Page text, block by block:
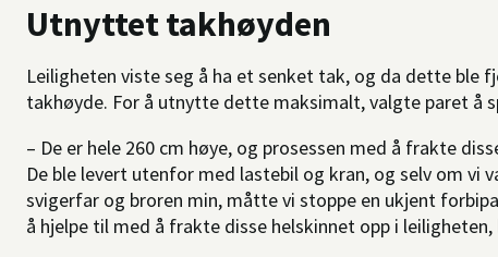
Utnyttet takhøyden
Leiligheten viste seg å ha et senket tak, og da dette ble
takhøyde. For å utnytte dette maksimalt, valgte paret å
– De er hele 260 cm høye, og prosessen med å frakte
De ble levert utenfor med lastebil og kran, og selv om
svigerfar og broren min, måtte vi stoppe en ukjent
å hjelpe til med å frakte disse helskinnet opp i leiligheten,